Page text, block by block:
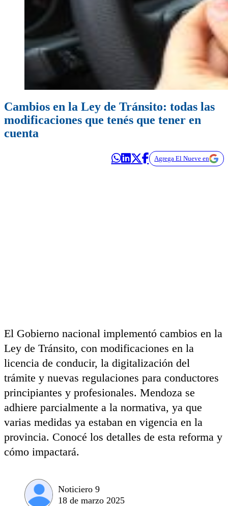
Cambios en la Ley de Tránsito: todas las
modificaciones que tenés que tener en
cuenta
Agrega El Nueve en
El Gobierno nacional implementó cambios en la
Ley de Tránsito, con modificaciones en la
licencia de conducir, la digitalización del
trámite y nuevas regulaciones para conductores
principiantes y profesionales. Mendoza se
adhiere parcialmente a la normativa, ya que
varias medidas ya estaban en vigencia en la
provincia. Conocé los detalles de esta reforma y
cómo impactará.
Noticiero 9
18 de marzo 2025